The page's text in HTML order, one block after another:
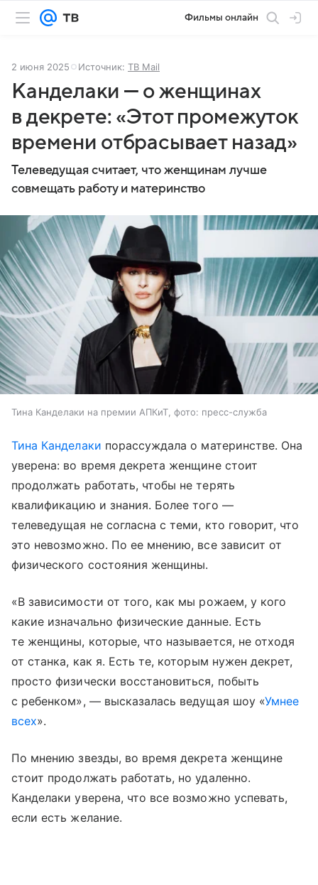
Фильмы онлайн
2 июня 2025 Источник: ТВ Mail
Канделаки — о женщинах
в декрете: «Этот промежуток
времени отбрасывает назад»
Телеведущая считает, что женщинам лучше
совмещать работу и материнство
Тина Канделаки на премии АПКиТ, фото: пресс-служба
Тина Канделаки порассуждала о материнстве. Она
уверена: во время декрета женщине стоит
продолжать работать, чтобы не терять
квалификацию и знания. Более того —
телеведущая не согласна с теми, кто говорит, что
это невозможно. По ее мнению, все зависит от
физического состояния женщины.
«В зависимости от того, как мы рожаем, у кого
какие изначально физические данные. Есть
те женщины, которые, что называется, не отходя
от станка, как я. Есть те, которым нужен декрет,
просто физически восстановиться, побыть
с ребенком», — высказалась ведущая шоу «Умнее
всех».
По мнению звезды, во время декрета женщине
стоит продолжать работать, но удаленно.
Канделаки уверена, что все возможно успевать,
если есть желание.